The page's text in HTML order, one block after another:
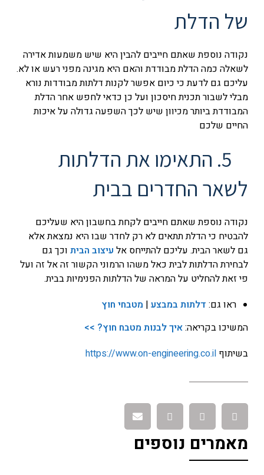
של הדלת
נקודה נוספת שאתם חייבים להבין היא שיש משמעות אדירה
לשאלה כמה הדלת מבודדת והאם היא מגינה מפני רעש או לא.
עליכם גם לדעת כי כיום אפשר לקנות דלתות מבודדות נורא
מבלי לשבור תכנית חיסכון ועל כן כדאי לחפש אחר הדלת
המבודדת ביותר מכיוון שיש לכך השפעה גדולה על איכות
החיים שלכם
5. התאימו את הדלתות
לשאר החדרים בבית
נקודה נוספת שאתם חייבים לקחת בחשבון היא שעליכם
להבטיח כי הדלת תתאים לא רק לחדר שבו היא נמצאת אלא
גם לשאר הבית. עליכם להתייחס אל עיצוב הבית וכך גם
לבחירת הדלתות לבית כאל משהו הרמוני הקשור זה אל זה ועל
פי זאת להחליט על המראה של הדלתות הפנימיות בבית.
ראו גם: דלתות במבצע | מטבחי חוץ
המשיכו בקריאה:איך לבנות מטבח חוץ? >>
בשיתוףhttps://www.on-engineering.co.il
מאמרים נוספים